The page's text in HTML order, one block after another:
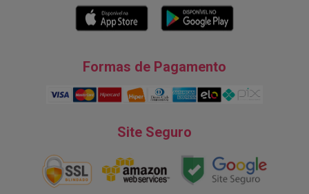
Formas de Pagamento
Site Seguro